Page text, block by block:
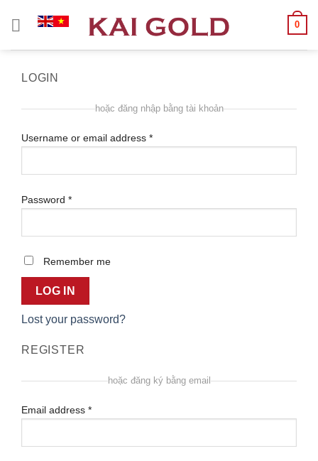
0
LOGIN
hoặc đăng nhập bằng tài khoản
Username or email address *
Password *
Remember me
LOG IN
Lost your password?
REGISTER
hoặc đăng ký bằng email
Email address *